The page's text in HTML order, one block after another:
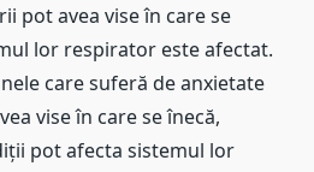
pot avea vise în care se
lor respirator este afectat.
care suferă de anxietate
vise în care se înecă,
pot afecta sistemul lor